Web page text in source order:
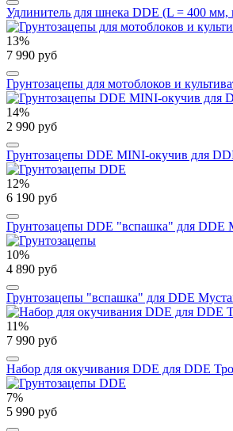
Удлинитель для шнека DDE (L = 400 мм,
13%
7 990 руб
Грунтозацепы для мотоблоков и
14%
2 990 руб
Грунтозацепы DDE MINI-окучив для
12%
6 190 руб
Грунтозацепы DDE "вспашка" для
10%
4 890 руб
Грунтозацепы "вспашка" для DDE
11%
7 990 руб
Набор для окучивания DDE для DDE
7%
5 990 руб